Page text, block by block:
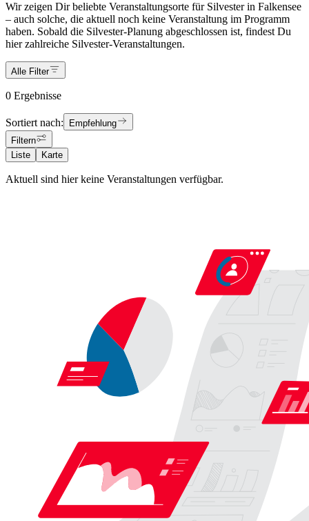
Wir zeigen Dir beliebte Veranstaltungsorte für Silvester in Falkensee
– auch solche, die aktuell noch keine Veranstaltung im Programm
haben. Sobald die Silvester-Planung abgeschlossen ist, findest Du
hier zahlreiche Silvester-Veranstaltungen.
Alle Filter
0 Ergebnisse
Sortiert nach:
Empfehlung
Filtern
Liste
Karte
Aktuell sind hier keine Veranstaltungen verfügbar.